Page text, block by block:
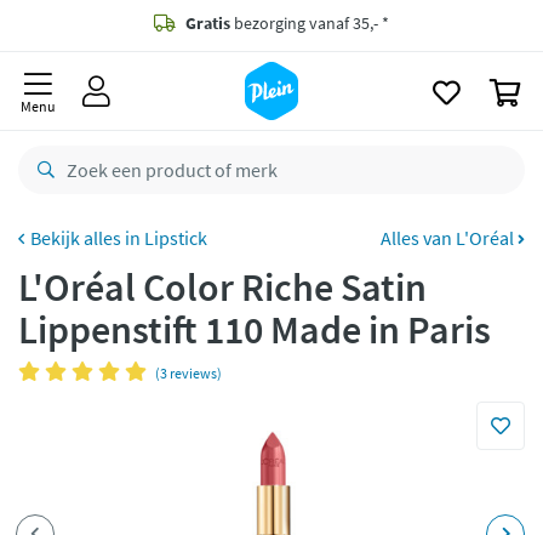
Gratis bezorging vanaf 35,- *
besteld,maandag
retourneren
Betaal met Klarna
Menu
Lipstick Alles van L'Oréal
L'Oréal Color Riche Satin
Lippenstift 110 Made in Paris
(3 reviews)